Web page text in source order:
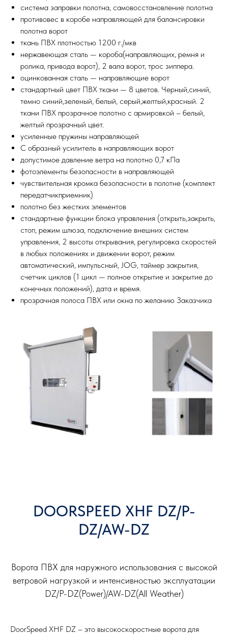
система заправки полотна, самовосстановление полотна
противовес в коробе направляющей для балансировки
полотна ворот
ткань ПВХ плотностью 1200 г./мкв
нержавеющая сталь — короба(направляющих, ремня и
ролика, привода ворот), 2 вала ворот, трос зиппера.
оцинкованная сталь — направляющие ворот
стандартный цвет ПВХ ткани — 8 цветов. Черный,синий,
темно синий,зеленый, белый, серый,желтый,красный. 2
ткани ПВХ прозрачное полотно с армировкой – белый,
желтый прозрачный цвет.
усиленные пружины направляющей
С образный усилитель в направляющих ворот
допустимое давление ветра на полотно 0,7 кПа
фотоэлементы безопасности в направляющей
чувствительная кромка безопасности в полотне (комплект
передатчикприемник)
полотно без жестких элементов
стандартные функции блока управления (открыть,закрыть,
стоп, режим шлюза, подключение внешних систем
управления, 2 высоты открывания, регулировка скоростей
в любых положениях и движении ворот, режим
автоматический, импульсный, JOG, таймер закрытия,
счетчик циклов (1 цикл — полное открытие и закрытие до
конечных положений), дата и время.
прозрачная полоса ПВХ или окна по желанию Заказчика
DOORSPEED XHF DZ/P-
DZ/AW-DZ
Ворота ПВХ для наружного использования с высокой
ветровой нагрузкой и интенсивностью эксплуатации
DZ/P-DZ(Power)/AW-DZ(All Weather)
DoorSpeed XHF DZ – это высокоскоростные ворота для